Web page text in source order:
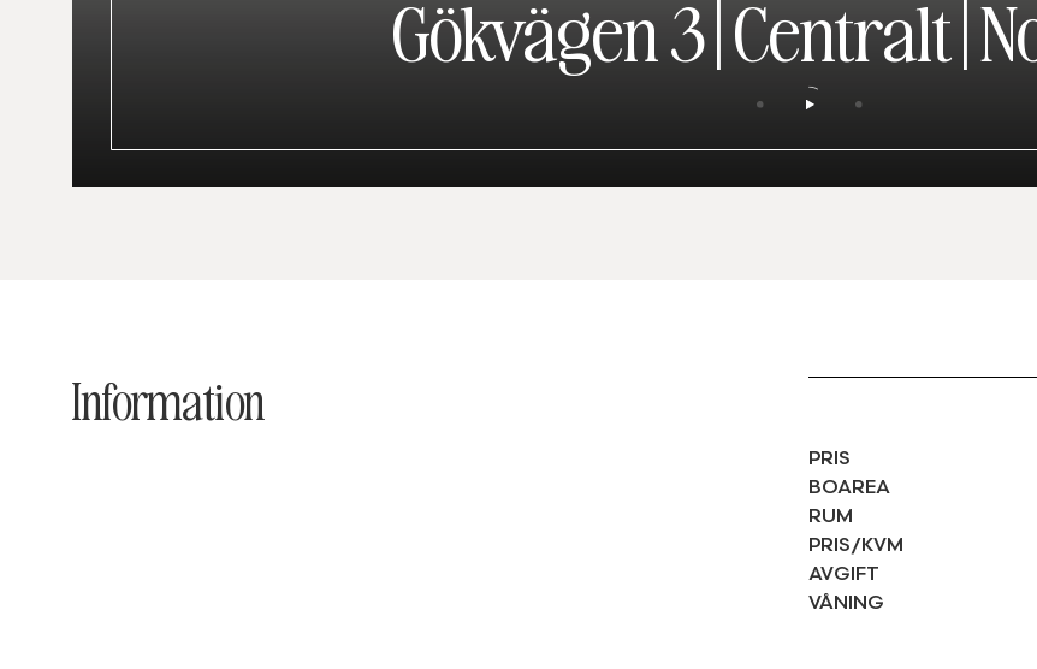
Gökvägen 3|Centralt|
Information
PRIS
BOAREA
RUM
PRIS/KVM
AVGIFT
VÅNING